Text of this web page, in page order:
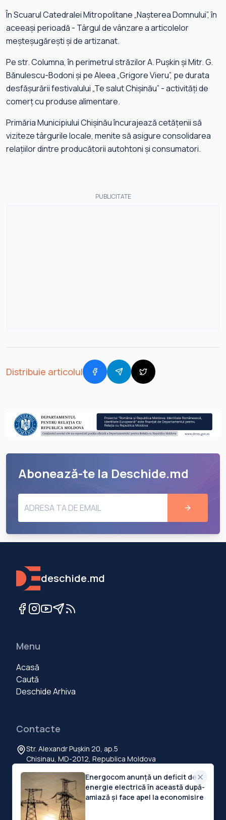
În Scuarul Catedralei Mitropolitane „Nașterea Domnului”, în
aceeași perioadă - Târgul de vânzare a articolelor
meșteșugărești și de artizanat.
Pe str. Columna, în perimetrul străzilor A. Pușkin și Mitr. G.
Bănulescu-Bodoni și pe Aleea „Grigore Vieru”, pe durata
desfășurării festivalului „Te salut Chișinău” - activități de
comerț cu produse alimentare.
Primăria Municipiului Chișinău încurajează cetățenii să
viziteze târgurile locale, menite să asigure consolidarea
relațiilor dintre producătorii autohtoni și consumatori.
PUBLICITATE
Distribuie articolul
Abonează-te la Deschide.md
deschide.md
Menu
Acasă
Caută
Deschide Arhiva
Contacte
Str. Alexandr Pușkin 20, ap.5
Chisinau, MD-2012, Republica Moldova
contact@deschide.md
© 2026 Deschide.md
Energocom anunță un deficit de
energie electrică în această după-
amiază și face apel la economisire